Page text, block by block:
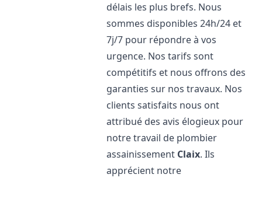
délais les plus brefs. Nous
sommes disponibles 24h/24 et
7j/7 pour répondre à vos
urgence. Nos tarifs sont
compétitifs et nous offrons des
garanties sur nos travaux. Nos
clients satisfaits nous ont
attribué des avis élogieux pour
notre travail de plombier
assainissement Claix. Ils
apprécient notre